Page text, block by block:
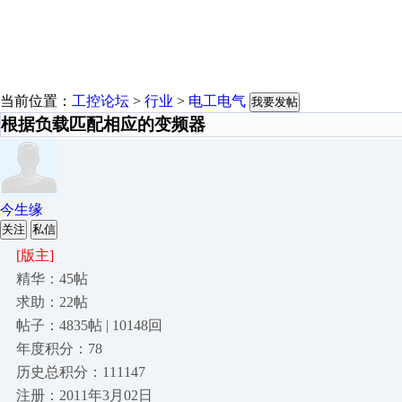
当前位置： 工控论坛 > 行业 > 电工电气 我要发帖
根据负载匹配相应的变频器
今生缘
关注 私信
[版主]
精华：45帖
求助：22帖
帖子：4835帖 | 10148回
年度积分：78
历史总积分：111147
注册：2011年3月02日